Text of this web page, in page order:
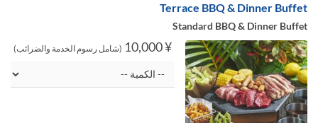
Terrace BBQ & Dinner Buffet
Standard BBQ & Dinner Buffet
¥ 10,000 (شامل رسوم الخدمة والضرائب)